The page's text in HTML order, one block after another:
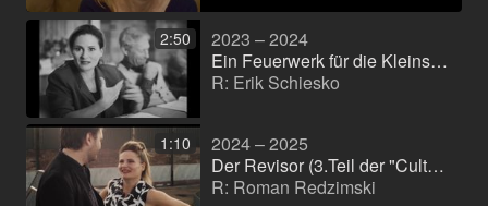
2:50
2023 – 2024
Ein Feuerwerk für die Kleinstadt (Kinofilm)
R: Erik Schiesko
1:10
2024 – 2025
Der Revisor (3.Teil der "Culture Trilogy") (Kinofilm)
R: Roman Redzimski